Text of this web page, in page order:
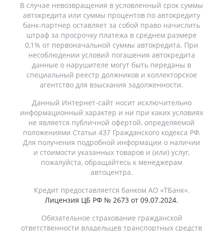
В случае невозвращения в условленный срок суммы
автокредита или суммы процентов по автокредиту
банк-партнер оставляет за собой право начислить
штраф за просрочку платежа в среднем размере
0,1% от первоначальной суммы автокредита. При
несоблюдении условий погашения автокредита
данные о нарушителе могут быть переданы в
специальный реестр должников и коллекторское
агентство для взыскания задолженности.
Данный Интернет-сайт носит исключительно
информационный характер и ни при каких условиях
не является публичной офертой, определяемой
положениями Статьи 437 Гражданского кодекса РФ.
Для получения подробной информации о наличии
и стоимости указанных товаров и (или) услуг,
пожалуйста, обращайтесь к менеджерам
автоцентра.
Кредит предоставляется банком АО «ТБанк».
Лицензия ЦБ РФ № 2673 от 09.07.2024.
Обязательное страхование гражданской
ответственности владельцев транспортных средств